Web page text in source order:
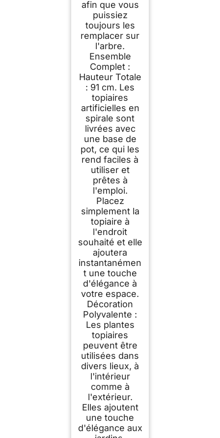
afin que vous
puissiez
toujours les
remplacer sur
l'arbre.
Ensemble
Complet :
Hauteur Totale
: 91 cm. Les
topiaires
artificielles en
spirale sont
livrées avec
une base de
pot, ce qui les
rend faciles à
utiliser et
prêtes à
l'emploi.
Placez
simplement la
topiaire à
l'endroit
souhaité et elle
ajoutera
instantanémen
t une touche
d'élégance à
votre espace.
Décoration
Polyvalente :
Les plantes
topiaires
peuvent être
utilisées dans
divers lieux, à
l'intérieur
comme à
l'extérieur.
Elles ajoutent
une touche
d'élégance aux